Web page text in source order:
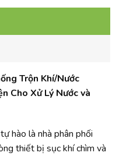
Trộn Khí/Nước
Cho Xử Lý Nước và
hào là nhà phân phối
thiết bị sục khí chìm và